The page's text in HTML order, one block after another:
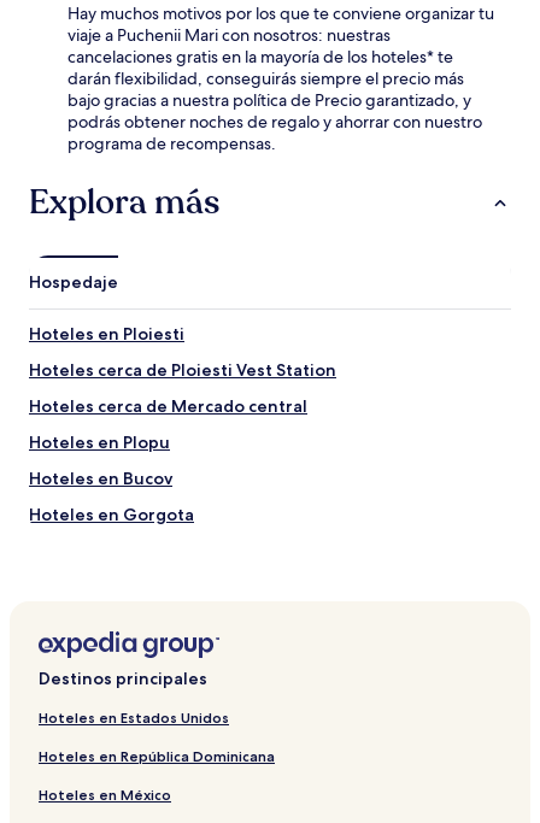
Hay muchos motivos por los que te conviene organizar tu
viaje a Puchenii Mari con nosotros: nuestras
cancelaciones gratis en la mayoría de los hoteles* te
darán flexibilidad, conseguirás siempre el precio más
bajo gracias a nuestra política de Precio garantizado, y
podrás obtener noches de regalo y ahorrar con nuestro
programa de recompensas.
Explora más
Hospedaje
Hoteles en Ploiesti
Hoteles cerca de Ploiesti Vest Station
Hoteles cerca de Mercado central
Hoteles en Plopu
Hoteles en Bucov
Hoteles en Gorgota
Hoteles en Blejoi
Destinos principales
Hoteles en Estados Unidos
Hoteles en República Dominicana
Hoteles en México